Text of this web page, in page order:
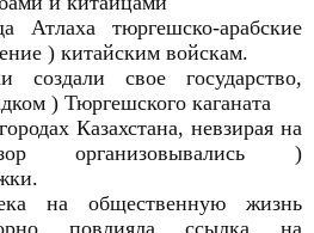
тюргешско-арабские
) китайским войскам.
свое государство,
) Тюргешского каганата
Казахстана, невзирая на
организовывались )
на общественную жизнь
повлияла ссылка на